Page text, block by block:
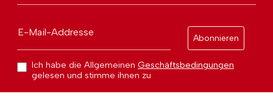
E-Mail-Addresse
Abonnieren
Ich habe die Allgemeinen Geschäftsbedingungen
gelesen und stimme ihnen zu